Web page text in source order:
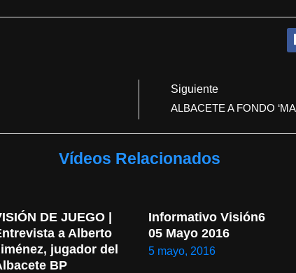
Siguiente
ALBACETE A FONDO
Vídeos Relacionados
DE JUEGO |
a Alberto
jugador del
BP
Informativo Visión6
05 Mayo 2016
5 mayo, 2016